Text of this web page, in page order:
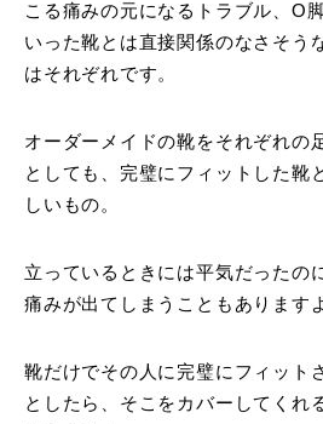
こる痛みの元になるトラブル、O
いった靴とは直接関係のなさそう
はそれぞれです。
オーダーメイドの靴をそれぞれの
としても、完璧にフィットした靴
しいもの。
立っているときには平気だったの
痛みが出てしまうこともあります
靴だけでその人に完璧にフィット
としたら、そこをカバーしてくれ